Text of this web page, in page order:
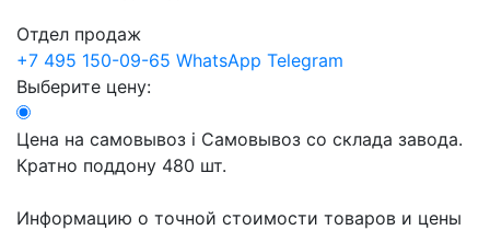
Отдел продаж
+7 495 150-09-65 WhatsApp Telegram
Выберите цену:
Цена на самовывоз i Самовывоз со склада завода.
Кратно поддону 480 шт.
Информацию о точной стоимости товаров и цены